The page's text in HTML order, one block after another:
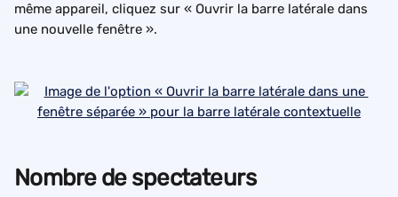
même appareil, cliquez sur « Ouvrir la barre latérale dans
une nouvelle fenêtre ».
Nombre de spectateurs